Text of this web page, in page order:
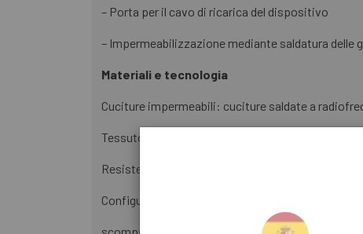
– Porta per il cavo di ricarica del dispositivo
– Impermeabilizzazione mediante saldatura delle
Materiali e tecnologia
Cuciture impermeabili: cuciture saldate a
Tessuto da spedizione: tessuto 3L impermeabile,
Resistente: Realizzato per durare, con tessuti e
Configurazione dello storage: